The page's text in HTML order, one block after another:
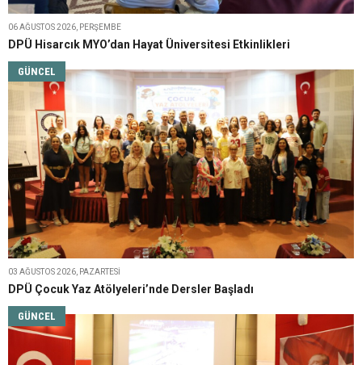
06 AĞUSTOS 2026, PERŞEMBE
DPÜ Hisarcık MYO’dan Hayat Üniversitesi Etkinlikleri
GÜNCEL
03 AĞUSTOS 2026, PAZARTESI
DPÜ Çocuk Yaz Atölyeleri’nde Dersler Başladı
GÜNCEL